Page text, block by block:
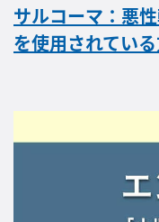
サルコーマ：悪
を使用されてい